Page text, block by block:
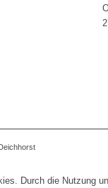
Durch die Nutzung